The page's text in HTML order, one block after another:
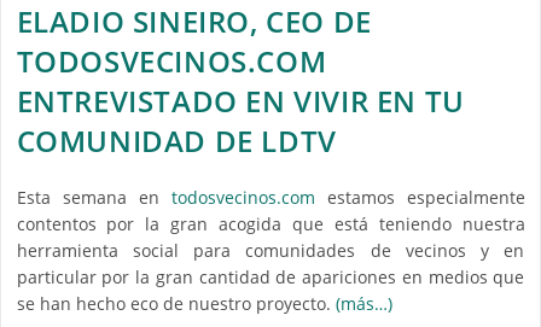
ELADIO SINEIRO, CEO DE
TODOSVECINOS.COM
ENTREVISTADO EN VIVIR EN TU
COMUNIDAD DE LDTV
Esta semana en todosvecinos.com estamos especialmente
contentos por la gran acogida que está teniendo nuestra
herramienta social para comunidades de vecinos y en
particular por la gran cantidad de apariciones en medios que
se han hecho eco de nuestro proyecto. (más…)